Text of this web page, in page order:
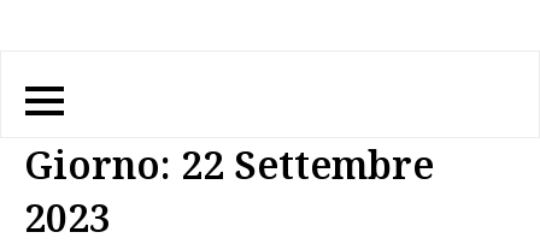
Giorno: 22 Settembre
2023